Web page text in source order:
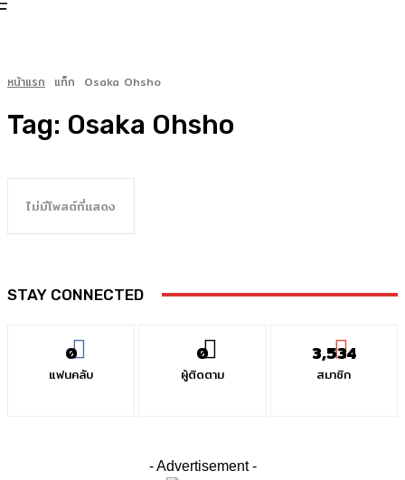
หน้าแรก แท็ก Osaka Ohsho
Tag: Osaka Ohsho
ไม่มีโพสต์ที่แสดง
STAY CONNECTED
0
แฟนคลับ
0
ผู้ติดตาม
3,534
สมาชิก
- Advertisement -